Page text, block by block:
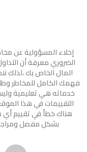
إخلاء المسؤولية عن
الضروري معرفة أن
المال الخاص بك ،لذلك
فهمك الكامل للمخاطر
خدماته هي تعليمية
التقييمات في هذا
هناك خطأ في تقييم أي
بشكل مفصل